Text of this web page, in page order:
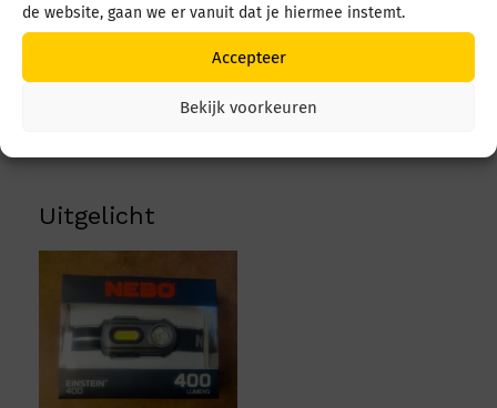
de website, gaan we er vanuit dat je hiermee instemt.
Accepteer
Bekijk voorkeuren
Nebo 180 Beam + Spot
NEB-HLP-0021-G
€44,95
Nebo Blackout backup
NEB-ARE-0003-G
Uitgelicht